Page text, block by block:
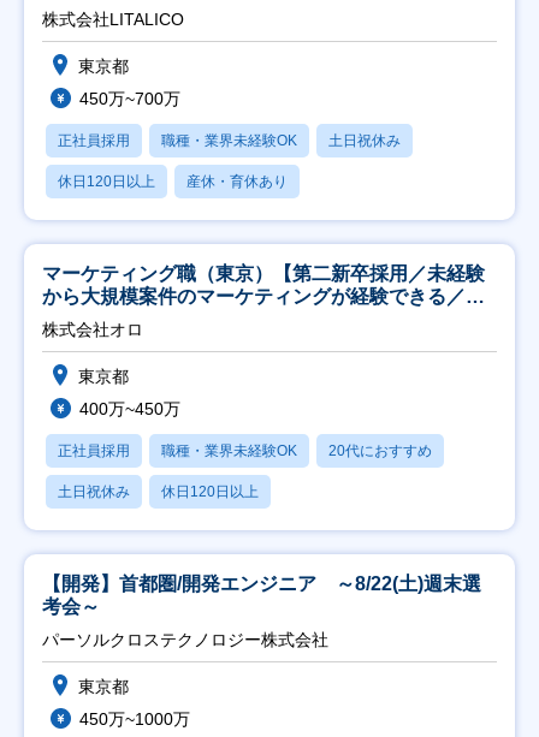
株式会社LITALICO
東京都
450万~700万
正社員採用 職種・業界未経験OK 土日祝休み
休日120日以上 産休・育休あり
マーケティング職（東京）【第二新卒採用／未経験
から大規模案件のマーケティングが経験できる／研
修充実】
株式会社オロ
東京都
400万~450万
正社員採用 職種・業界未経験OK 20代におすすめ
土日祝休み 休日120日以上
【開発】首都圏/開発エンジニア ～8/22(土)週末選
考会～
パーソルクロステクノロジー株式会社
東京都
450万~1000万